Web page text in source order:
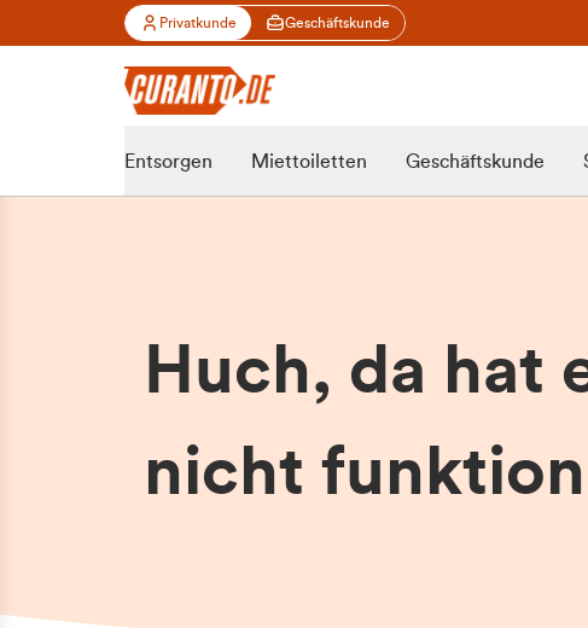
Privatkunde Geschäftskunde
Entsorgen Miettoiletten Geschäftskunde
Huch, da hat
nicht